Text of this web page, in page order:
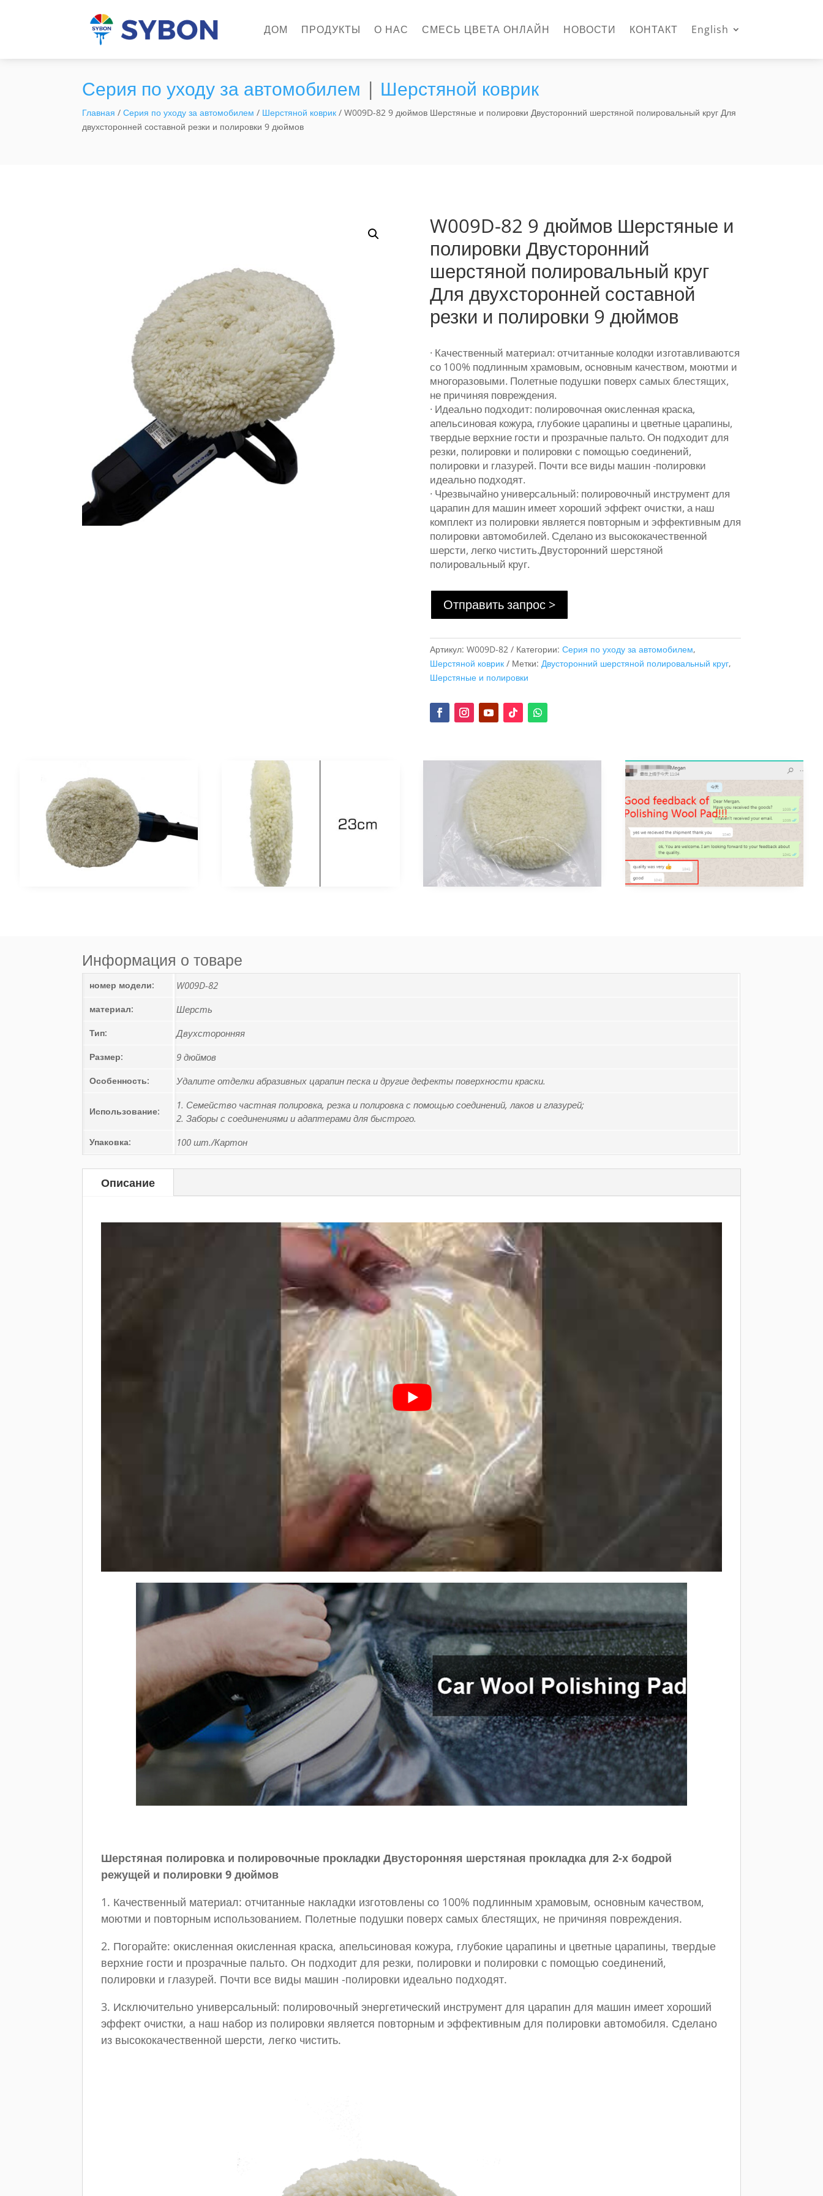
ДОМ ПРОДУКТЫ О НАС СМЕСЬ ЦВЕТА ОНЛАЙН НОВОСТИ КОНТАКТ English
Серия по уходу за автомобилем | Шерстяной коврик
Главная /Серия по уходу за автомобилем / Шерстяной коврик / W009D-82 9 дюймов Шерстяные и полировки Двусторонний шерстяной полировальный круг Для
двухсторонней составной резки и полировки 9 дюймов
W009D-82 9 дюймов Шерстяные и
полировки Двусторонний
шерстяной полировальный круг
Для двухсторонней составной
резки и полировки 9 дюймов
· Качественный материал: отчитанные колодки изготавливаются
со 100% подлинным храмовым, основным качеством, моютми и
многоразовыми. Полетные подушки поверх самых блестящих,
не причиняя повреждения.
· Идеально подходит: полировочная окисленная краска,
апельсиновая кожура, глубокие царапины и цветные царапины,
твердые верхние гости и прозрачные пальто. Он подходит для
резки, полировки и полировки с помощью соединений,
полировки и глазурей. Почти все виды машин -полировки
идеально подходят.
· Чрезвычайно универсальный: полировочный инструмент для
царапин для машин имеет хороший эффект очистки, а наш
комплект из полировки является повторным и эффективным для
полировки автомобилей. Сделано из высококачественной
шерсти, легко чистить.Двусторонний шерстяной
полировальный круг.
Отправить запрос >
Артикул: W009D-82 Категории: Серия по уходу за автомобилем,
Шерстяной коврик
Метки: Двусторонний шерстяной полировальный круг,
Шерстяные и полировки
Информация о товаре
номер модели: W009D-82
материал: Шерсть
Тип: Двухсторонняя
Размер: 9 дюймов
Особенность: Удалите отделки абразивных царапин песка и другие дефекты поверхности краски.
Использование:
1. Семейство частная полировка, резка и полировка с помощью соединений, лаков и глазурей;
2. Заборы с соединениями и адаптерами для быстрого.
Упаковка: 100 шт./Картон
Описание
Шерстяная полировка и полировочные прокладки Двусторонняя шерстяная прокладка для 2-х бодрой
режущей и полировки 9 дюймов
1. Качественный материал: отчитанные накладки изготовлены со 100% подлинным храмовым, основным качеством,
моютми и повторным использованием. Полетные подушки поверх самых блестящих, не причиняя повреждения.
2. Погорайте: окисленная окисленная краска, апельсиновая кожура, глубокие царапины и цветные царапины, твердые
верхние гости и прозрачные пальто. Он подходит для резки, полировки и полировки с помощью соединений,
полировки и глазурей. Почти все виды машин -полировки идеально подходят.
3. Исключительно универсальный: полировочный энергетический инструмент для царапин для машин имеет хороший
эффект очистки, а наш набор из полировки является повторным и эффективным для полировки автомобиля. Сделано
из высококачественной шерсти, легко чистить.